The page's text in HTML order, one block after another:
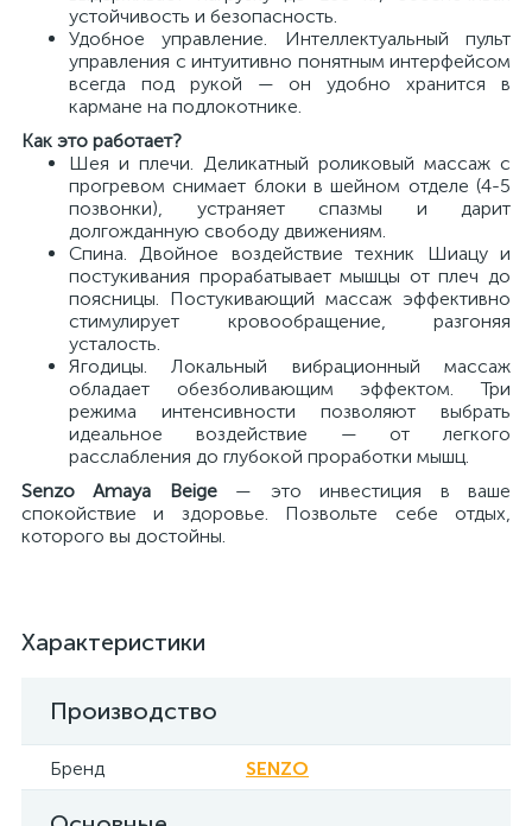
устойчивость и безопасность.
Удобное управление. Интеллектуальный пульт
управления с интуитивно понятным интерфейсом
всегда под рукой — он удобно хранится в
кармане на подлокотнике.
Как это работает?
Шея и плечи. Деликатный роликовый массаж с
прогревом снимает блоки в шейном отделе (4-5
позвонки), устраняет спазмы и дарит
долгожданную свободу движениям.
Спина. Двойное воздействие техник Шиацу и
постукивания прорабатывает мышцы от плеч до
поясницы. Постукивающий массаж эффективно
стимулирует кровообращение, разгоняя
усталость.
Ягодицы. Локальный вибрационный массаж
обладает обезболивающим эффектом. Три
режима интенсивности позволяют выбрать
идеальное воздействие — от легкого
расслабления до глубокой проработки мышц.
Senzo Amaya Beige— это инвестиция в ваше
спокойствие и здоровье. Позвольте себе отдых,
которого вы достойны.
Характеристики
Производство
Бренд SENZO